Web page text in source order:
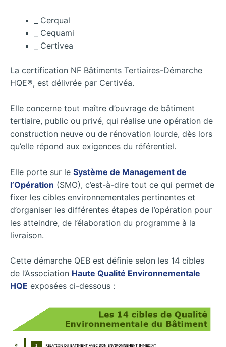
_ Cerqual
_ Cequami
_ Certivea
La certification NF Bâtiments Tertiaires-Démarche
HQE®, est délivrée par Certivéa.
Elle concerne tout maître d’ouvrage de bâtiment
tertiaire, public ou privé, qui réalise une opération de
construction neuve ou de rénovation lourde, dès lors
qu’elle répond aux exigences du référentiel.
Elle porte sur le Système de Management de
l’Opération (SMO), c’est-à-dire tout ce qui permet de
fixer les cibles environnementales pertinentes et
d’organiser les différentes étapes de l’opération pour
les atteindre, de l’élaboration du programme à la
livraison.
Cette démarche QEB est définie selon les 14 cibles
de l’Association Haute Qualité Environnementale
HQE exposées ci-dessous :